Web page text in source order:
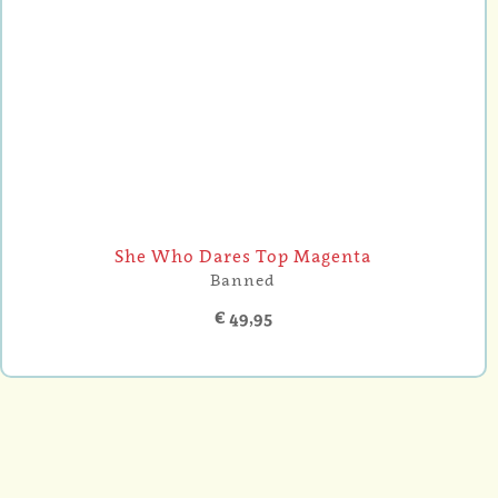
She Who Dares Top Magenta
Banned
€ 49,95